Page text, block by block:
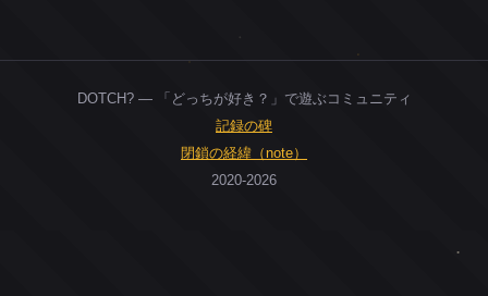
DOTCH? — 「どっちが好き？」で遊ぶコミュニティ
記録の碑
閉鎖の経緯（note）
2020-2026